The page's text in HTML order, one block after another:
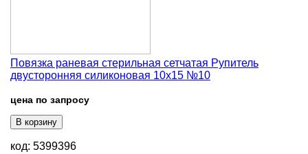
Повязка раневая стерильная сетчатая Рупитель
двусторонняя силиконовая 10х15 №10
цена по запросу
В корзину
код: 5399396